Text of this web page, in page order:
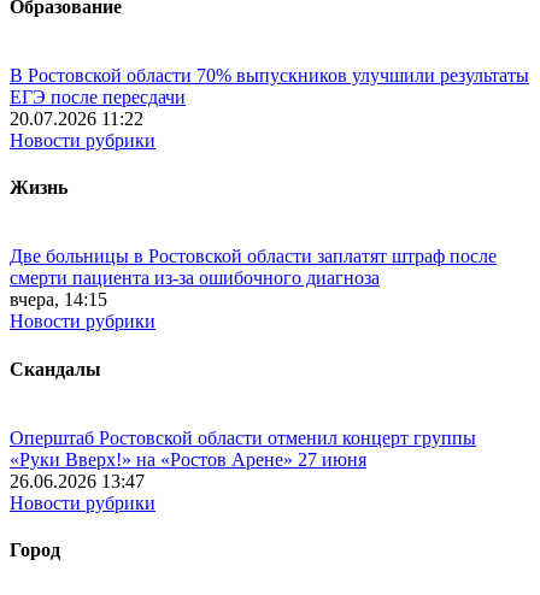
Образование
В Ростовской области 70% выпускников улучшили результаты
ЕГЭ после пересдачи
20.07.2026 11:22
Новости рубрики
Жизнь
Две больницы в Ростовской области заплатят штраф после
смерти пациента из-за ошибочного диагноза
вчера, 14:15
Новости рубрики
Скандалы
Оперштаб Ростовской области отменил концерт группы
«Руки Вверх!» на «Ростов Арене» 27 июня
26.06.2026 13:47
Новости рубрики
Город